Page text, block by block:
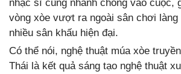
nhạc sĩ cũng nhanh chóng vào cuộc,
vòng xòe vượt ra ngoài sân chơi làng
nhiều sân khấu hiện đại.
Có thể nói, nghệ thuật múa xòe
Thái là kết quả sáng tạo nghệ thuật